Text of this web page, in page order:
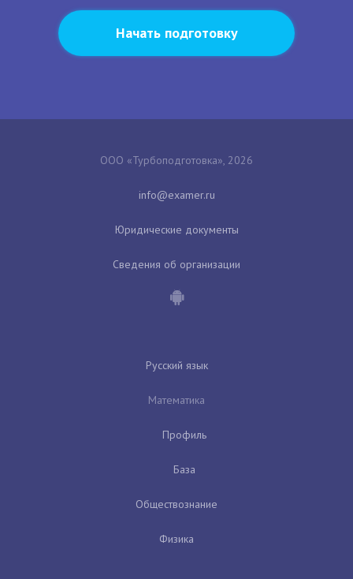
Начать подготовку
ООО «Турбоподготовка», 2026
Юридические документы
Сведения об организации
Русский язык
Математика
Профиль
База
Обществознание
Физика